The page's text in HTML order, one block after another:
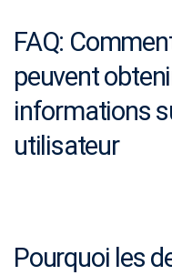
FAQ:
peuvent
informations
utilisateur
Pourquoi les